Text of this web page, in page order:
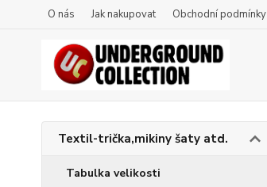
O nás Jak nakupovat Obchodní podmínky
Textil-trička,mikiny šaty atd.
Tabulka velikosti